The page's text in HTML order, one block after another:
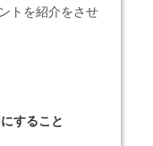
トを紹介をさせ
すること